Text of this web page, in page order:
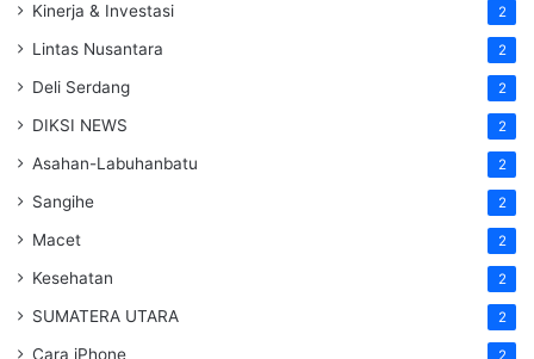
Kinerja & Investasi 2
Lintas Nusantara 2
Deli Serdang 2
DIKSI NEWS 2
Asahan-Labuhanbatu 2
Sangihe 2
Macet 2
Kesehatan 2
SUMATERA UTARA 2
Cara iPhone 2